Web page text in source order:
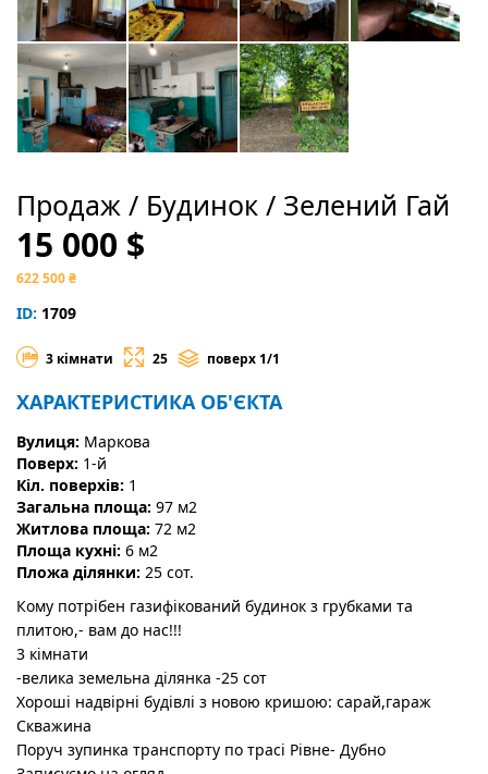
Продаж / Будинок / Зелений Гай
15 000 $
622 500 ₴
ID: 1709
3 кімнати 25 поверх 1/1
ХАРАКТЕРИСТИКА ОБ'ЄКТА
Вулиця: Маркова
Поверх: 1-й
Кіл. поверхів: 1
Загальна площа: 97 м2
Житлова площа: 72 м2
Площа кухні: 6 м2
Пложа ділянки: 25 сот.
Кому потрібен газифікований будинок з грубками та
плитою,- вам до нас!!!
3 кімнати
-велика земельна ділянка -25 сот
Хороші надвірні будівлі з новою кришою: сарай,гараж
Скважина
Поруч зупинка транспорту по трасі Рівне- Дубно